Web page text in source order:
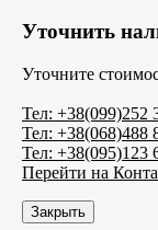
Уточнить
Уточните
Тел: +38(099)252
Тел: +38(068)488
Тел: +38(095)123
Перейти на
Закрыть